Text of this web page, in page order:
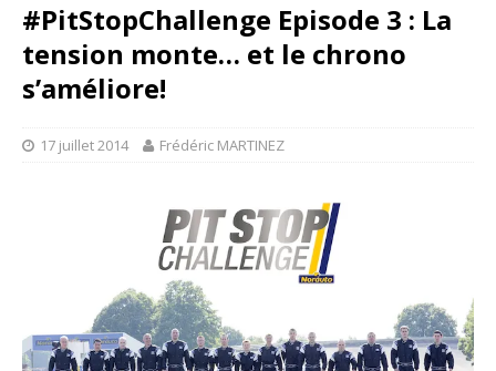
#PitStopChallenge Episode 3 : La
tension monte… et le chrono
s’améliore!
17 juillet 2014 Frédéric MARTINEZ